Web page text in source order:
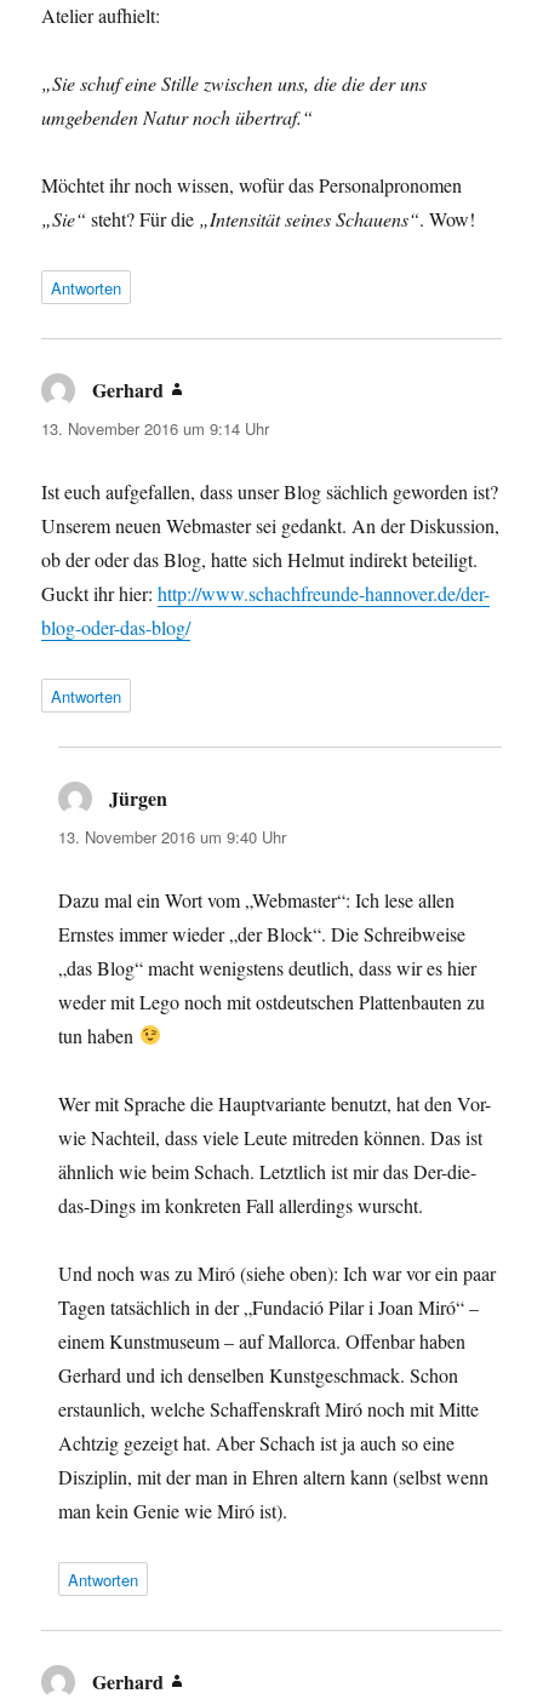
Atelier aufhielt:
„Sie schuf eine Stille zwischen uns, die die der uns
umgebenden Natur noch übertraf.“
Möchtet ihr noch wissen, wofür das Personalpronomen
„Sie“ steht? Für die „Intensität seines Schauens“. Wow!
Antworten
Gerhard
13. November 2016 um 9:14 Uhr
Ist euch aufgefallen, dass unser Blog sächlich geworden ist?
Unserem neuen Webmaster sei gedankt. An der Diskussion,
ob der oder das Blog, hatte sich Helmut indirekt beteiligt.
Guckt ihr hier:http://www.schachfreunde-hannover.de/der-
blog-oder-das-blog/
Antworten
Jürgen
13. November 2016 um 9:40 Uhr
Dazu mal ein Wort vom „Webmaster“: Ich lese allen
Ernstes immer wieder „der Block“. Die Schreibweise
„das Blog“ macht wenigstens deutlich, dass wir es hier
weder mit Lego noch mit ostdeutschen Plattenbauten zu
tun haben
Wer mit Sprache die Hauptvariante benutzt, hat den Vor-
wie Nachteil, dass viele Leute mitreden können. Das ist
ähnlich wie beim Schach. Letztlich ist mir das Der-die-
das-Dings im konkreten Fall allerdings wurscht.
Und noch was zu Miró (siehe oben): Ich war vor ein paar
Tagen tatsächlich in der „Fundació Pilar i Joan Miró“ –
einem Kunstmuseum – auf Mallorca. Offenbar haben
Gerhard und ich denselben Kunstgeschmack. Schon
erstaunlich, welche Schaffenskraft Miró noch mit Mitte
Achtzig gezeigt hat. Aber Schach ist ja auch so eine
Disziplin, mit der man in Ehren altern kann (selbst wenn
man kein Genie wie Miró ist).
Antworten
Gerhard